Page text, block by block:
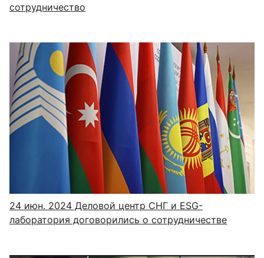
сотрудничество
24 июн. 2024 Деловой центр СНГ и ESG-
лаборатория договорились о сотрудничестве